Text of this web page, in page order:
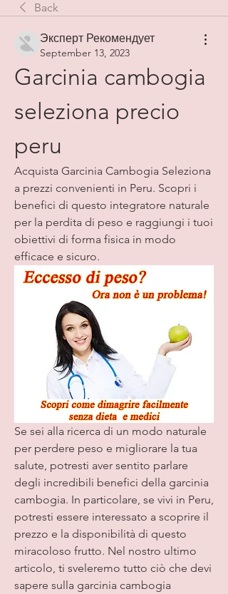
Back
Эксперт Рекомендует
September 13, 2023
Garcinia cambogia
seleziona precio
peru
Acquista Garcinia Cambogia Seleziona
a prezzi convenienti in Peru. Scopri i
benefici di questo integratore naturale
per la perdita di peso e raggiungi i tuoi
obiettivi di forma fisica in modo
efficace e sicuro.
Se sei alla ricerca di un modo naturale
per perdere peso e migliorare la tua
salute, potresti aver sentito parlare
degli incredibili benefici della garcinia
cambogia. In particolare, se vivi in Peru,
potresti essere interessato a scoprire il
prezzo e la disponibilità di questo
miracoloso frutto. Nel nostro ultimo
articolo, ti sveleremo tutto ciò che devi
sapere sulla garcinia cambogia